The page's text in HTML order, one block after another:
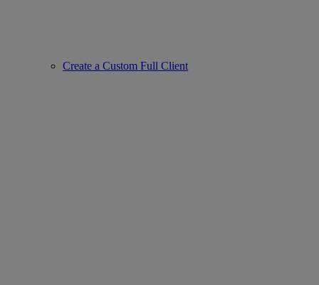
Create a Custom Full Client